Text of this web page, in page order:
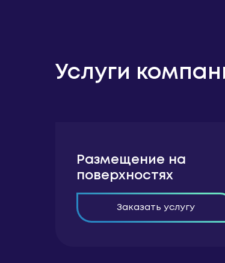
Услуги
Размещение на
поверхностях
Заказать услугу